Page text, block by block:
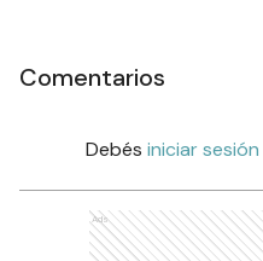
Comentarios
Debés iniciar sesión
Ads